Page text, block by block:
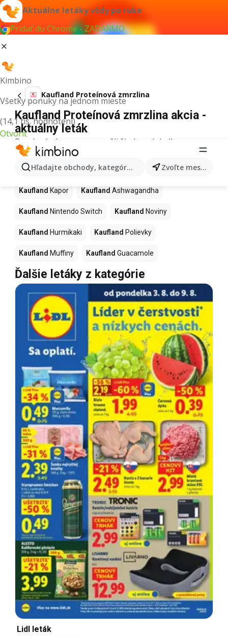
Aktuálne letáky vždy po ruke
Pridať do Chrome - ZADARMO
Kimbino
Všetky ponuky na jednom mieste
(14,1 tis. hodnotení)
Otvoriť
Hľadajte obchody, kategórie, produkty... Zvoľte mesto
Kaufland Proteínová zmrzlina
Kaufland Proteínová zmrzlina akcia -
aktuálny leták
Pre daný výraz sme nenašli žiadne výsledky.
Ďalšie produkty v obchodoch
Kaufland
Kaufland Kapor Kaufland Ashwagandha
Kaufland Nintendo Switch Kaufland Noviny
Kaufland Hurmikaki Kaufland Polievky
Kaufland Muffiny Kaufland Guacamole
Ďalšie letáky z kategórie
Lidl leták